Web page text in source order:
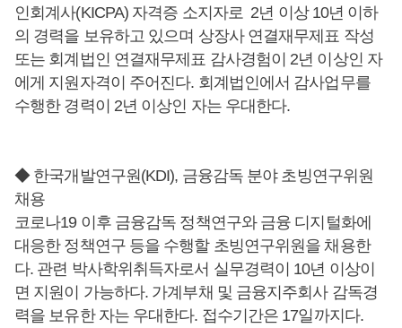
인회계사(KICPA) 자격증 소지자로 2년 이상 10년 이하
의 경력을 보유하고 있으며 상장사 연결재무제표 작성
또는 회계법인 연결재무제표 감사경험이 2년 이상인 자
에게 지원자격이 주어진다. 회계법인에서 감사업무를
수행한 경력이 2년 이상인 자는 우대한다.
◆ 한국개발연구원(KDI), 금융감독 분야 초빙연구위원
채용
코로나19 이후 금융감독 정책연구와 금융 디지털화에
대응한 정책연구 등을 수행할 초빙연구위원을 채용한
다. 관련 박사학위취득자로서 실무경력이 10년 이상이
면 지원이 가능하다. 가계부채 및 금융지주회사 감독경
력을 보유한 자는 우대한다. 접수기간은 17일까지다.